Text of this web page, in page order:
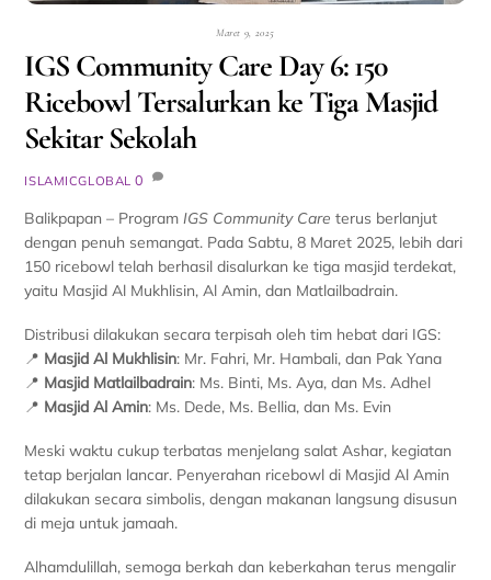
Maret 9, 2025
IGS Community Care Day 6: 150
Ricebowl Tersalurkan ke Tiga Masjid
Sekitar Sekolah
ISLAMICGLOBAL 0
Balikpapan – ProgramIGS Community Care terus berlanjut
dengan penuh semangat. Pada Sabtu, 8 Maret 2025, lebih dari
150 ricebowl telah berhasil disalurkan ke tiga masjid terdekat,
yaitu Masjid Al Mukhlisin, Al Amin, dan Matlailbadrain.
Distribusi dilakukan secara terpisah oleh tim hebat dari IGS:
📍 Masjid Al Mukhlisin: Mr. Fahri, Mr. Hambali, dan Pak Yana
📍 Masjid Matlailbadrain: Ms. Binti, Ms. Aya, dan Ms. Adhel
📍 Masjid Al Amin: Ms. Dede, Ms. Bellia, dan Ms. Evin
Meski waktu cukup terbatas menjelang salat Ashar, kegiatan
tetap berjalan lancar. Penyerahan ricebowl di Masjid Al Amin
dilakukan secara simbolis, dengan makanan langsung disusun
di meja untuk jamaah.
Alhamdulillah, semoga berkah dan keberkahan terus mengalir